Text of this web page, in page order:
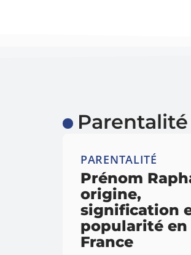
Parentalité
PARENTALITÉ
Prénom
origine,
signification
popularité en
France